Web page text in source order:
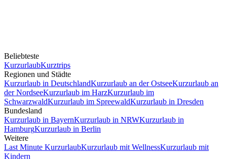
Beliebteste
KurzurlaubKurztrips
Regionen und Städte
Kurzurlaub in DeutschlandKurzurlaub an der OstseeKurzurlaub an
der NordseeKurzurlaub im HarzKurzurlaub im
SchwarzwaldKurzurlaub im SpreewaldKurzurlaub in Dresden
Bundesland
Kurzurlaub in BayernKurzurlaub in NRWKurzurlaub in
HamburgKurzurlaub in Berlin
Weitere
Last Minute KurzurlaubKurzurlaub mit WellnessKurzurlaub mit
Kindern